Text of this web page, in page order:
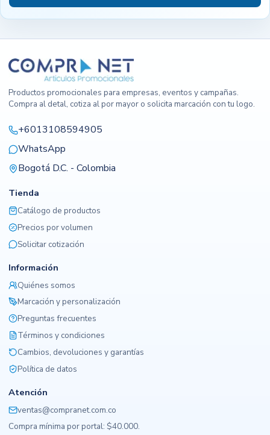
Productos promocionales para empresas, eventos y campañas.
Compra al detal, cotiza al por mayor o solicita marcación con tu logo.
+6013108594905
WhatsApp
Bogotá D.C. - Colombia
Tienda
Catálogo de productos
Precios por volumen
Solicitar cotización
Información
Quiénes somos
Marcación y personalización
Preguntas frecuentes
Términos y condiciones
Cambios, devoluciones y garantías
Política de datos
Atención
ventas@compranet.com.co
Compra mínima por portal: $40.000.